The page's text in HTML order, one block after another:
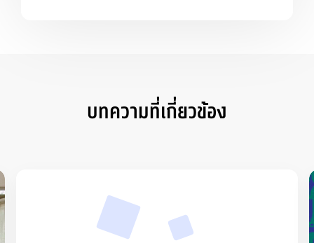
บทความที่เกี่ยวข้อง